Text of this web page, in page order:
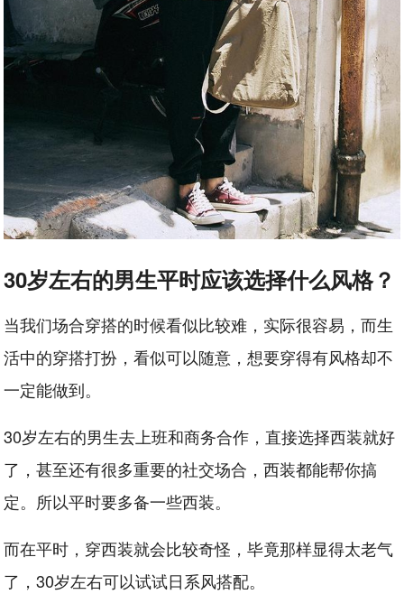
30岁左右的男生平时应该选择什么风格？
当我们场合穿搭的时候看似比较难，实际很容易，而生
活中的穿搭打扮，看似可以随意，想要穿得有风格却不
一定能做到。
30岁左右的男生去上班和商务合作，直接选择西装就好
了，甚至还有很多重要的社交场合，西装都能帮你搞
定。所以平时要多备一些西装。
而在平时，穿西装就会比较奇怪，毕竟那样显得太老气
了，30岁左右可以试试日系风搭配。